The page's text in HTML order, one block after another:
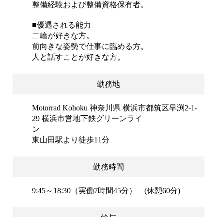
整備経験および整備資格保有者。
■優遇される能力
二輪が好きな方。
前向きな姿勢で仕事に臨める方。
人と話すことが好きな方。
勤務地
Motorrad Kohoku 神奈川県 横浜市都筑区早渕2-1-
29 横浜市営地下鉄グリーンライ
ン
東山田駅より徒歩11分
勤務時間
9:45～18:30（実働7時間45分） (休憩60分)